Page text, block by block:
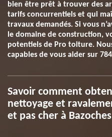
bien être prêt à trouver des
tarifs concurrentiels et qui
travaux demandés. Si vous
le domaine de construction,
potentiels de Pro toiture.
capables de vous aider sur
Savoir comment
nettoyage et
et pas cher à